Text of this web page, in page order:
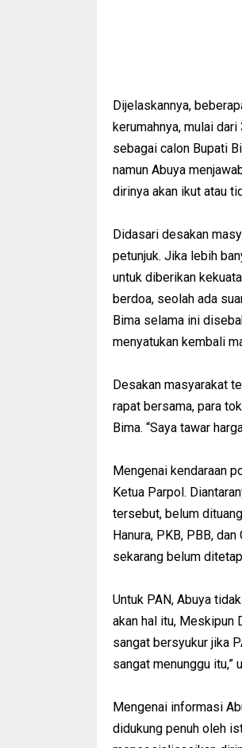
Dijelaskannya,
kerumahnya, mulai
sebagai calon Bupati
namun Abuya
dirinya akan ikut atau
Didasari desakan
petunjuk. Jika lebih
untuk diberikan
berdoa, seolah ada
Bima selama ini
menyatukan kembali
Desakan masyarakat
rapat bersama, para
Bima. “Saya tawar
Mengenai kendaraan
Ketua Parpol.
tersebut, belum
Hanura, PKB, PBB,
sekarang belum
Untuk PAN, Abuya
akan hal itu, Meskipun
sangat bersyukur jika
sangat menunggu itu,”
Mengenai informasi
didukung penuh oleh